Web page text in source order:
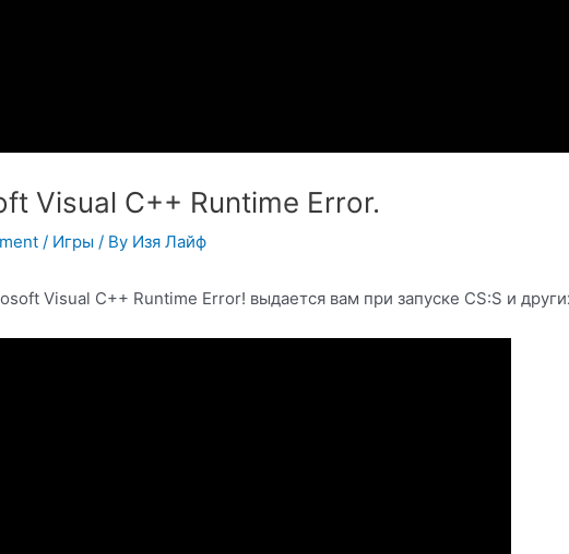
Visual C++ Runtime Error.
/ Игры / By Изя Лайф
Visual C++ Runtime Error! выдается вам при запуске CS:S и